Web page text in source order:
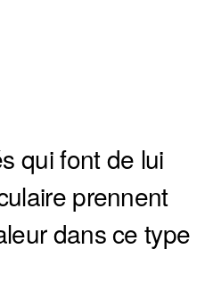
qui font de lui
prennent
dans ce type